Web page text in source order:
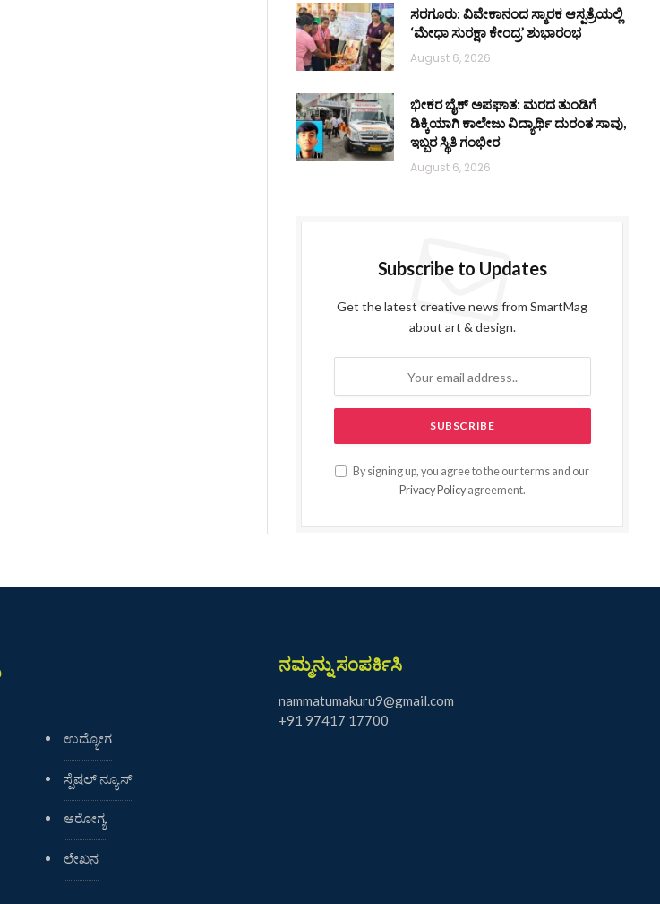
ಸರಗೂರು: ವಿವೇಕಾನಂದ ಸ್ಮಾರಕ ಆಸ್ಪತ್ರೆಯಲ್ಲಿ
‘ಮೇಧಾ ಸುರಕ್ಷಾ ಕೇಂದ್ರ’ ಶುಭಾರಂಭ
August 6, 2026
ಭೀಕರ ಬೈಕ್ ಅಪಘಾತ: ಮರದ ತುಂಡಿಗೆ
ಡಿಕ್ಕಿಯಾಗಿ ಕಾಲೇಜು ವಿದ್ಯಾರ್ಥಿ ದುರಂತ ಸಾವು,
ಇಬ್ಬರ ಸ್ಥಿತಿ ಗಂಭೀರ
August 6, 2026
Subscribe to Updates
Get the latest creative news from SmartMag
about art & design.
By signing up, you agree to the our terms and our
Privacy Policyagreement.
ಉದ್ಯೋಗ
ಸ್ಪೆಷಲ್ ನ್ಯೂಸ್
ಆರೋಗ್ಯ
ಲೇಖನ
ನಮ್ಮನ್ನು ಸಂಪರ್ಕಿಸಿ
nammatumakuru9@gmail.com
+91 97417 17700